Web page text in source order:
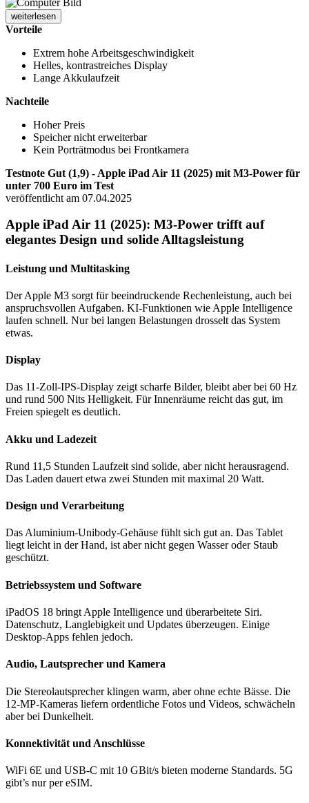
weiterlesen
Vorteile
Extrem hohe Arbeitsgeschwindigkeit
Helles, kontrastreiches Display
Lange Akkulaufzeit
Nachteile
Hoher Preis
Speicher nicht erweiterbar
Kein Porträtmodus bei Frontkamera
Testnote Gut (1,9) - Apple iPad Air 11 (2025) mit M3-Power für
unter 700 Euro im Test
veröffentlicht am 07.04.2025
Apple iPad Air 11 (2025): M3-Power trifft auf
elegantes Design und solide Alltagsleistung
Leistung und Multitasking
Der Apple M3 sorgt für beeindruckende Rechenleistung, auch bei
anspruchsvollen Aufgaben. KI-Funktionen wie Apple Intelligence
laufen schnell. Nur bei langen Belastungen drosselt das System
etwas.
Display
Das 11-Zoll-IPS-Display zeigt scharfe Bilder, bleibt aber bei 60 Hz
und rund 500 Nits Helligkeit. Für Innenräume reicht das gut, im
Freien spiegelt es deutlich.
Akku und Ladezeit
Rund 11,5 Stunden Laufzeit sind solide, aber nicht herausragend.
Das Laden dauert etwa zwei Stunden mit maximal 20 Watt.
Design und Verarbeitung
Das Aluminium-Unibody-Gehäuse fühlt sich gut an. Das Tablet
liegt leicht in der Hand, ist aber nicht gegen Wasser oder Staub
geschützt.
Betriebssystem und Software
iPadOS 18 bringt Apple Intelligence und überarbeitete Siri.
Datenschutz, Langlebigkeit und Updates überzeugen. Einige
Desktop-Apps fehlen jedoch.
Audio, Lautsprecher und Kamera
Die Stereolautsprecher klingen warm, aber ohne echte Bässe. Die
12-MP-Kameras liefern ordentliche Fotos und Videos, schwächeln
aber bei Dunkelheit.
Konnektivität und Anschlüsse
WiFi 6E und USB-C mit 10 GBit/s bieten moderne Standards. 5G
gibt’s nur per eSIM.